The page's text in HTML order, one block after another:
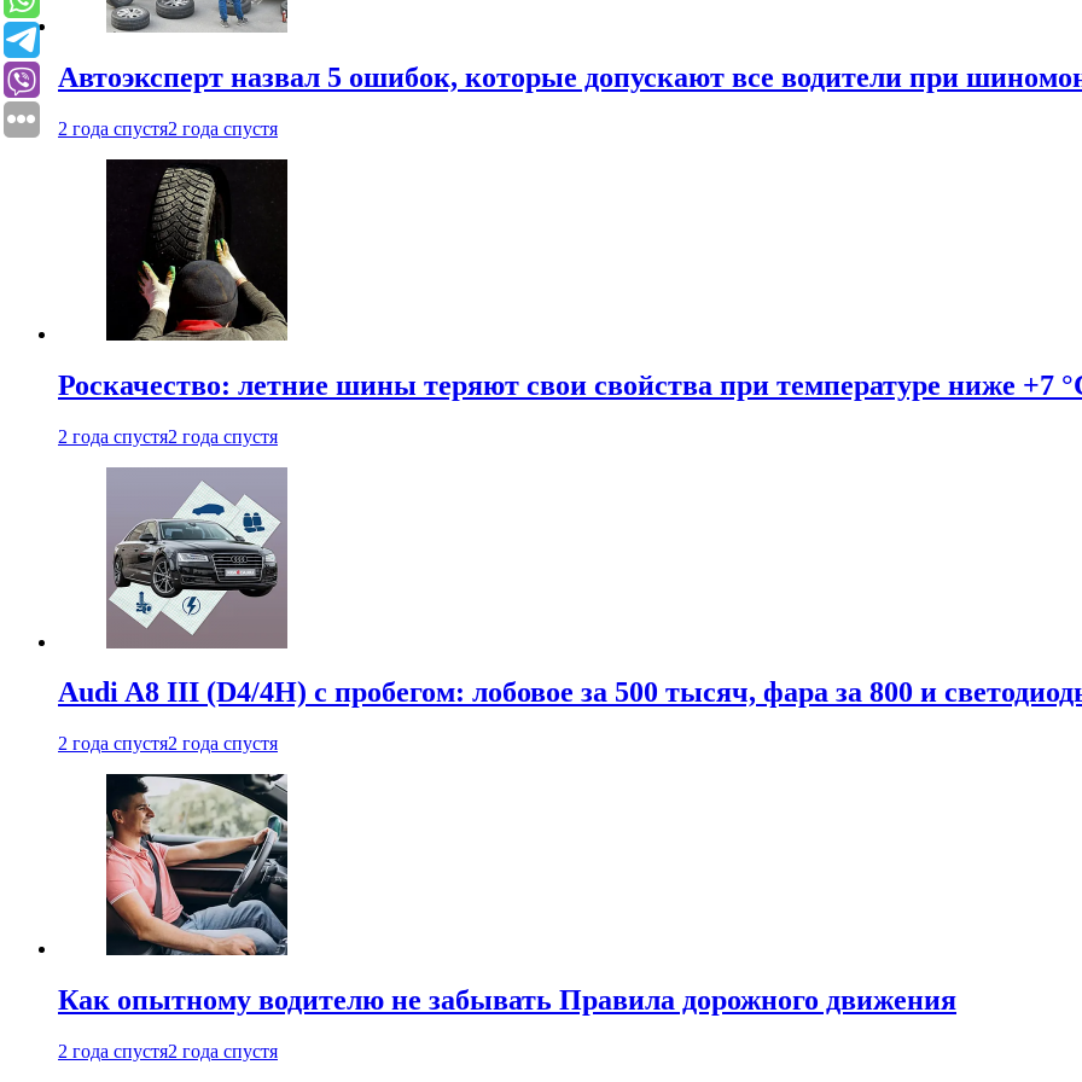
Автоэксперт назвал 5 ошибок, которые допускают все водители при
2 года спустя2 года спустя
Роскачество: летние шины теряют свои свойства при температуре ниже +7
2 года спустя2 года спустя
Audi A8 III (D4/4H) c пробегом: лобовое за 500 тысяч, фара за 800 и
2 года спустя2 года спустя
Как опытному водителю не забывать Правила дорожного движения
2 года спустя2 года спустя